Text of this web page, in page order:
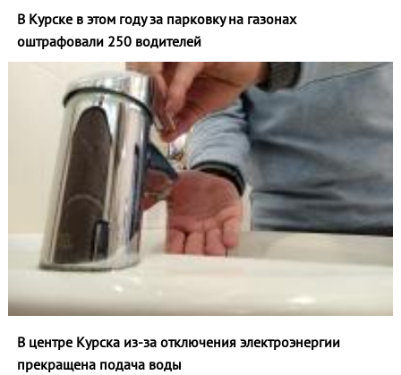
В Курске в этом году за парковку на газонах
оштрафовали 250 водителей
В центре Курска из‑за отключения электроэнергии
прекращена подача воды